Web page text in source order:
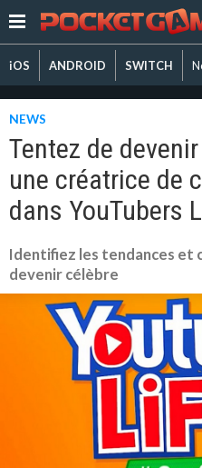
iOS ANDROID SWITCH
NEWS
Tentez de
une créatrice de
dans YouTubers
Identifiez les tendances et
devenir célèbre